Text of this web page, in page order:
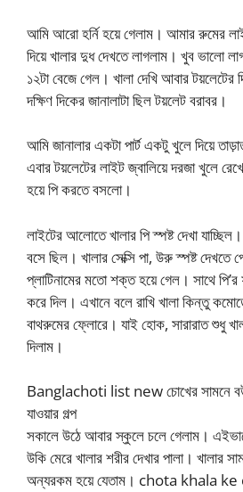
আমি আরো হর্নি হয়ে গেলাম। আমার রুমের
দিয়ে খালার দুধ দেখতে লাগলাম। খুব ভালো
১২টা বেজে গেল। খালা দেখি আবার
দক্ষিণ দিকের জানালাটা ছিল টয়লেট বরাবর।
আমি জানালার একটা পার্ট একটু খুলে দিয়ে
এবার টয়লেটের লাইট জ্বালিয়ে দরজা খুলে
হয়ে পি করতে বসলো।
লাইটের আলোতে খালার পি স্পষ্ট দেখা
বসে ছিল। খালার সেক্সি পা, উরু স্পষ্ট দেখতে
প্লাটিনামের মতো শক্ত হয়ে গেল। সাথে
করে দিল। এখানে বলে রাখি খালা কিন্তু
বাথরুমের ফ্লোরে। যাই হোক, সারারাত শুধু
দিলাম।
Banglachoti list new চোখের সামনে
যাওয়ার গল্প
সকালে উঠে আবার স্কুলে চলে গেলাম।
উকি মেরে খালার শরীর দেখার পালা।
অন্যরকম হয়ে যেতাম। chota khala